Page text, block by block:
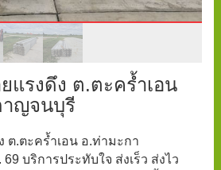
แรงดึง ต.ตะคร้ำเอน
าญจนบุรี
ต.ตะคร้ำเอน อ.ท่ามะกา
บริการประทับใจ ส่งเร็ว ส่งไว